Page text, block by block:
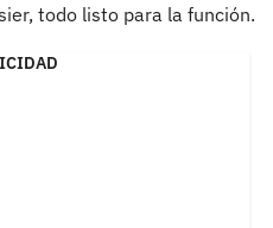
todo listo para la función.